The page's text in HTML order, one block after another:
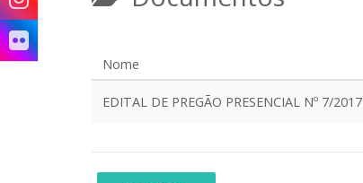
Nome
EDITAL DE PREGÃO PRESENCIAL Nº 7/2017